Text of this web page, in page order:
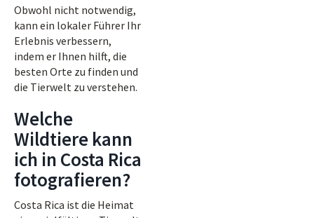
Obwohl nicht notwendig,
kann ein lokaler Führer Ihr
Erlebnis verbessern,
indem er Ihnen hilft, die
besten Orte zu finden und
die Tierwelt zu verstehen.
Welche
Wildtiere kann
ich in Costa Rica
fotografieren?
Costa Rica ist die Heimat